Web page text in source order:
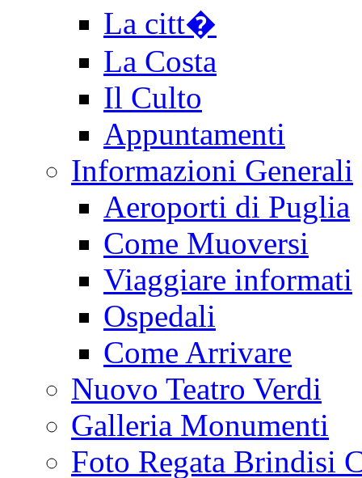
La citt�
La Costa
Il Culto
Appuntamenti
Informazioni Generali
Aeroporti di Puglia
Come Muoversi
Viaggiare informati
Ospedali
Come Arrivare
Nuovo Teatro Verdi
Galleria Monumenti
Foto Regata Brindisi